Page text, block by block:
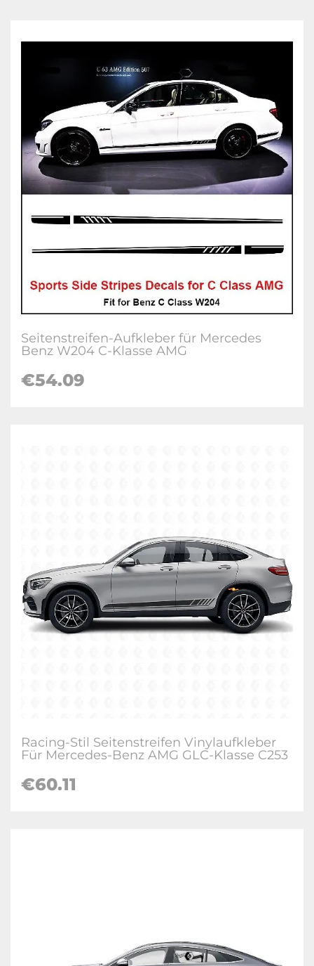
Seitenstreifen-Aufkleber für Mercedes
Benz W204 C-Klasse AMG
€54.09
Racing-Stil Seitenstreifen Vinylaufkleber
Für Mercedes-Benz AMG GLC-Klasse C253
€60.11